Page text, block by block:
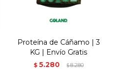
Proteína de Cáñamo | 3
KG | Envío Gratis
$ 5.280 $8.280